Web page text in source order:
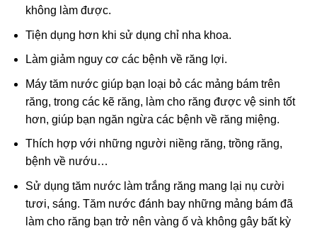
không làm được.
Tiện dụng hơn khi sử dụng chỉ nha khoa.
Làm giảm nguy cơ các bệnh về răng lợi.
Máy tăm nước giúp bạn loại bỏ các mảng bám trên
răng, trong các kẽ răng, làm cho răng được vệ sinh tốt
hơn, giúp bạn ngăn ngừa các bệnh về răng miệng.
Thích hợp với những người niềng răng, trồng răng,
bệnh về nướu…
Sử dụng tăm nước làm trắng răng mang lại nụ cười
tươi, sáng. Tăm nước đánh bay những mảng bám đã
làm cho răng bạn trở nên vàng ố và không gây bất kỳ